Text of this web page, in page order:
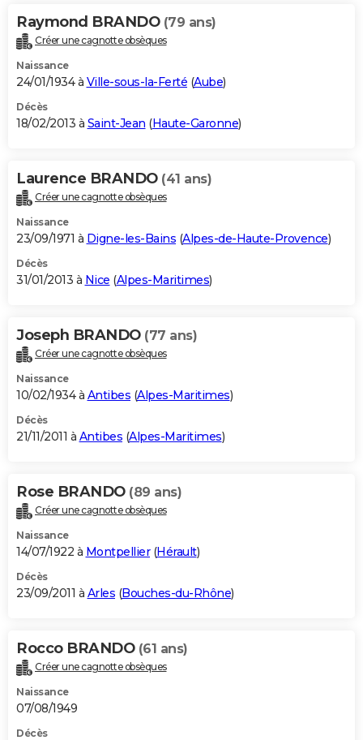
Raymond BRANDO (79 ans)
Créer une cagnotte obsèques
Naissance
24/01/1934 à Ville-sous-la-Ferté (Aube)
Décès
18/02/2013 à Saint-Jean (Haute-Garonne)
Laurence BRANDO (41 ans)
Créer une cagnotte obsèques
Naissance
23/09/1971 à Digne-les-Bains (Alpes-de-Haute-Provence)
Décès
31/01/2013 à Nice (Alpes-Maritimes)
Joseph BRANDO (77 ans)
Créer une cagnotte obsèques
Naissance
10/02/1934 à Antibes (Alpes-Maritimes)
Décès
21/11/2011 à Antibes (Alpes-Maritimes)
Rose BRANDO (89 ans)
Créer une cagnotte obsèques
Naissance
14/07/1922 à Montpellier(Hérault)
Décès
23/09/2011 à Arles (Bouches-du-Rhône)
Rocco BRANDO (61 ans)
Créer une cagnotte obsèques
Naissance
07/08/1949
Décès